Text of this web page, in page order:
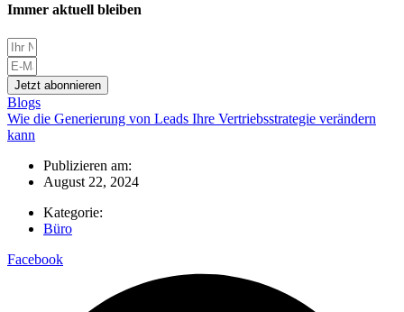
Immer aktuell bleiben
Jetzt abonnieren
Blogs
Wie die Generierung von Leads Ihre Vertriebsstrategie verändern
kann
Publizieren am:
August 22, 2024
Kategorie:
Büro
Facebook